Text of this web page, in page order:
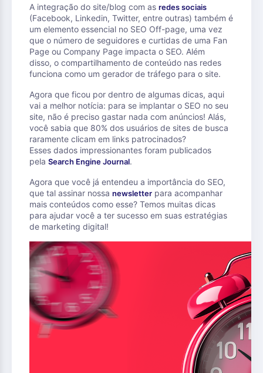
A integração do site/blog com as redes sociais
(Facebook, Linkedin, Twitter, entre outras) também é
um elemento essencial no SEO Off-page, uma vez
que o número de seguidores e curtidas de uma Fan
Page ou Company Page impacta o SEO. Além
disso, o compartilhamento de conteúdo nas redes
funciona como um gerador de tráfego para o site.
Agora que ficou por dentro de algumas dicas, aqui
vai a melhor notícia: para se implantar o SEO no seu
site, não é preciso gastar nada com anúncios! Alás,
você sabia que 80% dos usuários de sites de busca
raramente clicam em links patrocinados?
Esses dados impressionantes foram publicados
pela Search Engine Journal.
Agora que você já entendeu a importância do SEO,
que tal assinar nossa newsletter para acompanhar
mais conteúdos como esse? Temos muitas dicas
para ajudar você a ter sucesso em suas estratégias
de marketing digital!